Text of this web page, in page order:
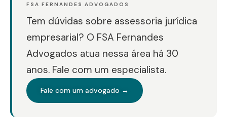
FSA FERNANDES ADVOGADOS
Tem dúvidas sobre assessoria jurídica
empresarial? O FSA Fernandes
Advogados atua nessa área há 30
anos. Fale com um especialista.
Fale com um advogado →